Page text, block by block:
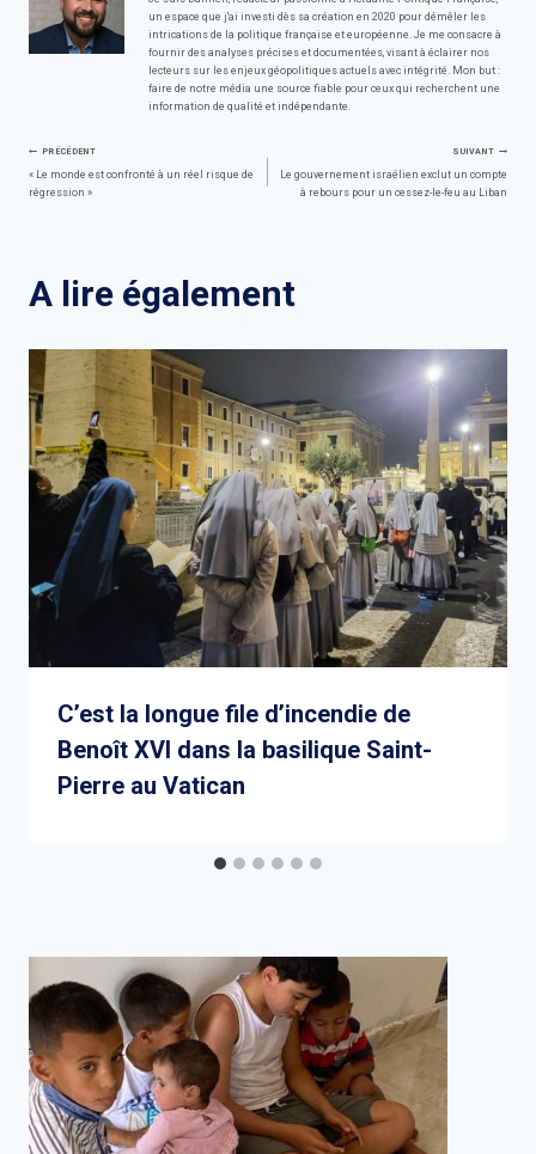
un espace que j'ai investi dès sa création en 2020 pour démêler les
intrications de la politique française et européenne. Je me consacre à
fournir des analyses précises et documentées, visant à éclairer nos
lecteurs sur les enjeux géopolitiques actuels avec intégrité. Mon but :
faire de notre média une source fiable pour ceux qui recherchent une
information de qualité et indépendante.
Navigation
PRÉCÉDENT
« Le monde est confronté à un réel risque de
régression »
SUIVANT
Le gouvernement israélien exclut un compte
à rebours pour un cessez-le-feu au Liban
A lire également
C’est la longue file d’incendie de
Benoît XVI dans la basilique Saint-
Pierre au Vatican